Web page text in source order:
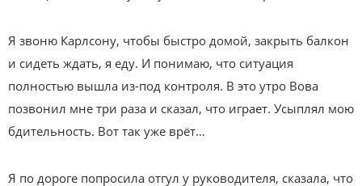
Я звоню Карлсону, чтобы быстро домой, закрыть балкон
и сидеть ждать, я еду. И понимаю, что ситуация
полностью вышла из-под контроля. В это утро Вова
позвонил мне три раза и сказал, что играет. Усыплял мою
бдительность. Вот так уже врёт…
Я по дороге попросила отгул у руководителя, сказала, что